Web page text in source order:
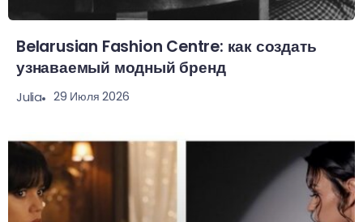
Belarusian Fashion Centre: как создать
узнаваемый модный бренд
Julia 29 Июля 2026